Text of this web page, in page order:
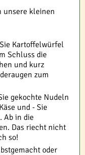
unsere kleinen
Kartoffelwürfel
Schluss die
und kurz
zum
gekochte Nudeln
und - Sie
Ab in die
Das riecht nicht
so!
oder